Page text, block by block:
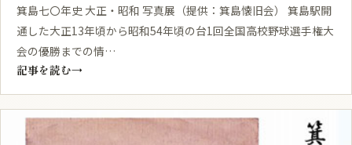
箕島七〇年史 大正・昭和 写真展（提供：箕島懐旧会） 箕島駅開
通した大正13年頃から昭和54年頃の台1回全国高校野球選手権大
会の優勝までの情…
記事を読む→